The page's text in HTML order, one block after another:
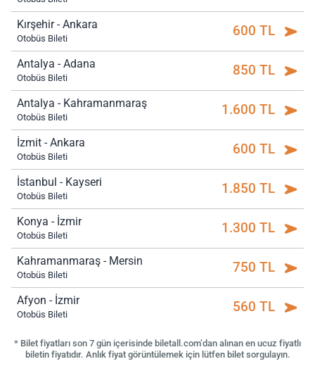
Kırşehir - Ankara
Otobüs Bileti 600 TL
Antalya - Adana
Otobüs Bileti 850 TL
Antalya - Kahramanmaraş
Otobüs Bileti 1.600 TL
İzmit - Ankara
Otobüs Bileti 600 TL
İstanbul - Kayseri
Otobüs Bileti 1.850 TL
Konya - İzmir
Otobüs Bileti 1.300 TL
Kahramanmaraş - Mersin
Otobüs Bileti 750 TL
Afyon - İzmir
Otobüs Bileti 560 TL
* Bilet fiyatları son 7 gün içerisinde biletall.com’dan alınan en ucuz fiyatlı
biletin fiyatıdır. Anlık fiyat görüntülemek için lütfen bilet sorgulayın.